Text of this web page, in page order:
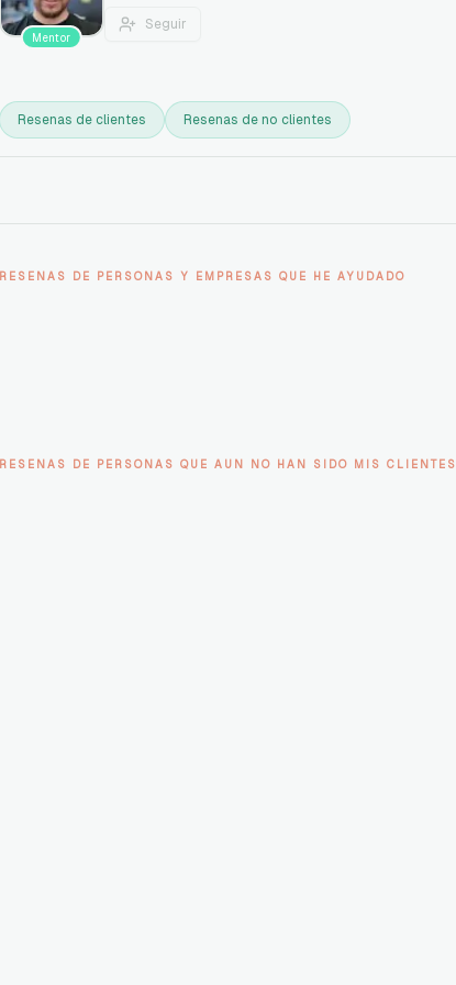
Mentor
Seguir
Resenas de clientes Resenas de no clientes
RESENAS DE PERSONAS Y EMPRESAS QUE HE AYUDADO
RESENAS DE PERSONAS QUE AUN NO HAN SIDO MIS CLIENTES